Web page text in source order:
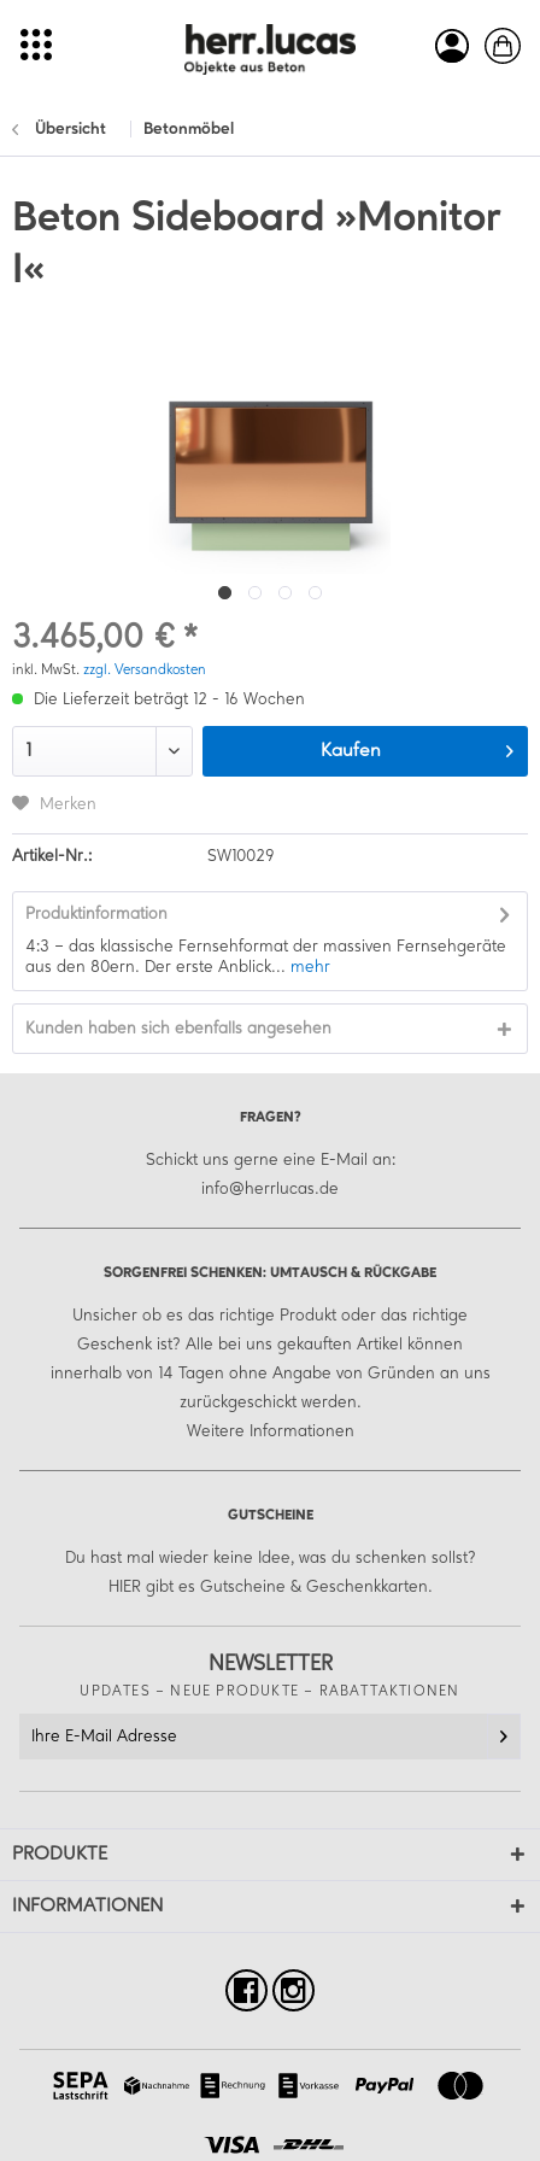
Übersicht Betonmöbel
Beton Sideboard »Monitor
I«
3.465,00 € *
inkl. MwSt. zzgl. Versandkosten
Die Lieferzeit beträgt 12 - 16 Wochen
Kaufen
Merken
Artikel-Nr.: SW10029
Produktinformation
4:3 – das klassische Fernsehformat der massiven Fernsehgeräte
aus den 80ern. Der erste Anblick... mehr
Kunden haben sich ebenfalls angesehen
FRAGEN?
Schickt uns gerne eine E-Mail an:
info@herrlucas.de
SORGENFREI SCHENKEN: UMTAUSCH & RÜCKGABE
Unsicher ob es das richtige Produkt oder das richtige
Geschenk ist? Alle bei uns gekauften Artikel können
innerhalb von 14 Tagen ohne Angabe von Gründen an uns
zurückgeschickt werden.
Weitere Informationen
GUTSCHEINE
Du hast mal wieder keine Idee, was du schenken sollst?
HIER gibt es Gutscheine & Geschenkkarten.
NEWSLETTER
UPDATES – NEUE PRODUKTE – RABATTAKTIONEN
PRODUKTE
INFORMATIONEN